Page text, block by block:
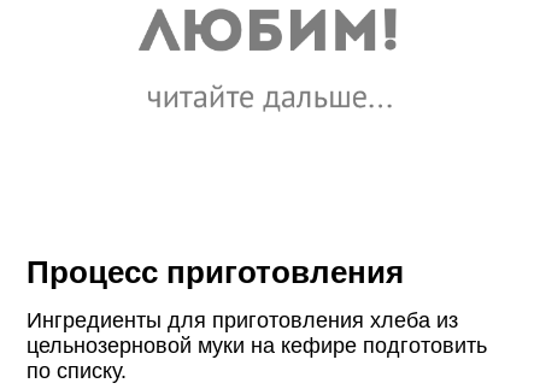
Процесс приготовления
Ингредиенты для приготовления хлеба из
цельнозерновой муки на кефире подготовить
по списку.